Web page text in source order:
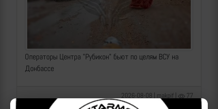
Операторы Центра "Рубикон" бьют по целям ВСУ на
Донбассе
2026-08-08 | makpif | 77